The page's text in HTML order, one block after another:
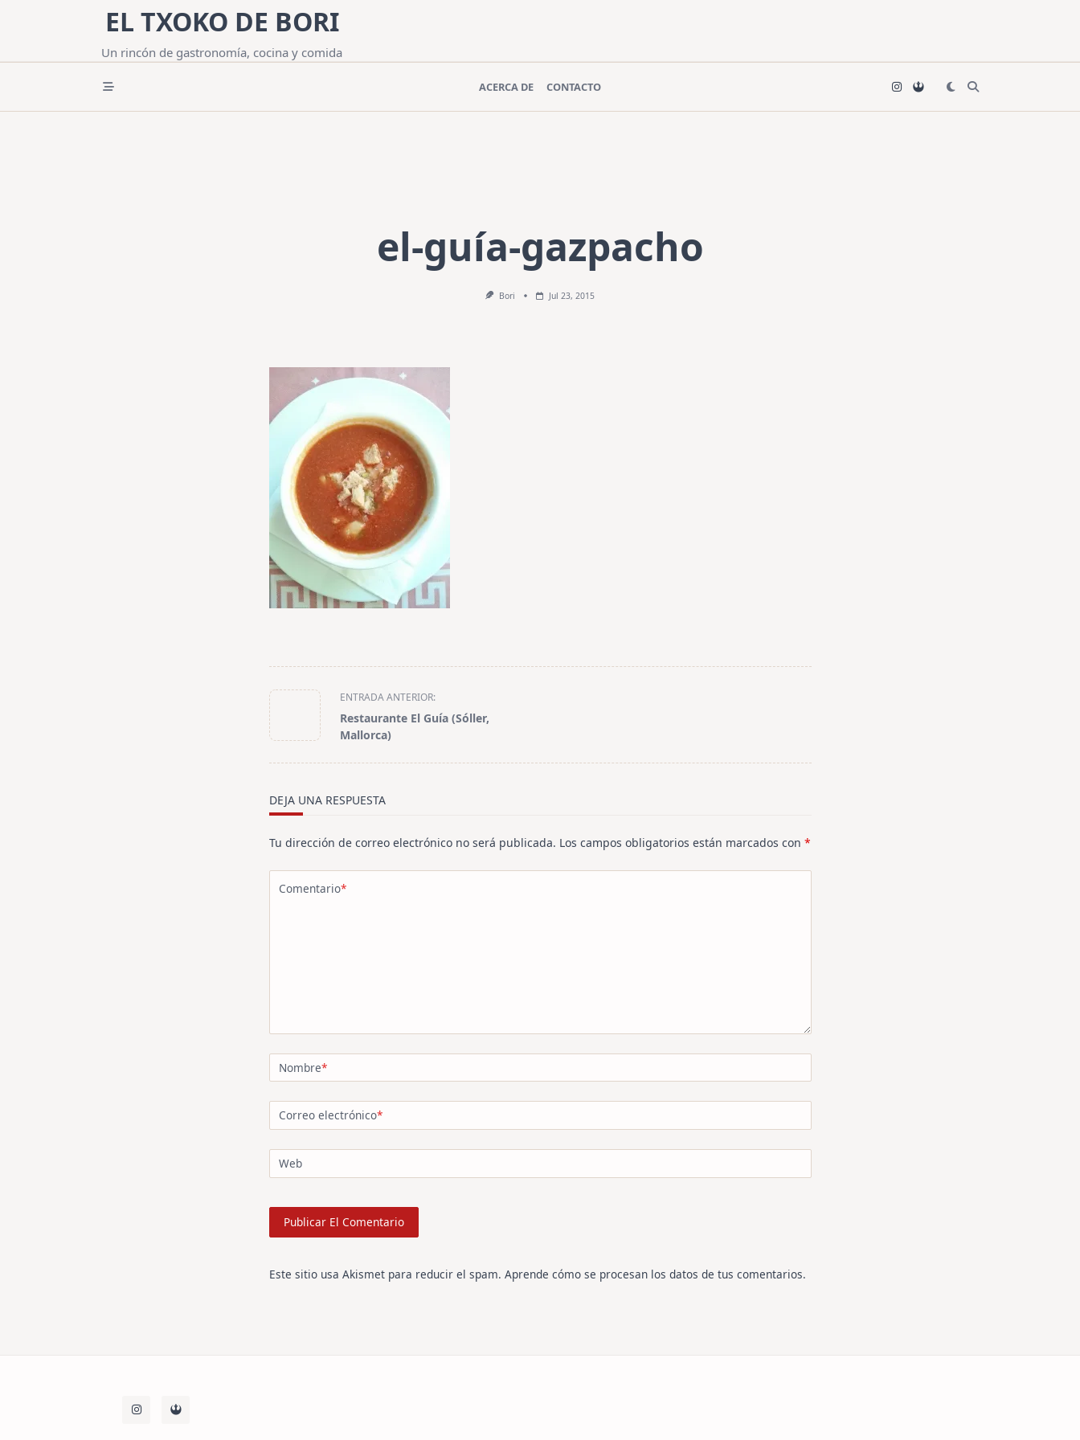
EL TXOKO DE BORI
Un rincón de gastronomía, cocina y comida
ACERCA DE CONTACTO
el-guía-gazpacho
Bori Jul 23, 2015
<span
class="nav-
subtitle
ENTRADA ANTERIOR:
Restaurante El Guía (Sóller,
Mallorca)
DEJA UNA RESPUESTA
Tu dirección de correo electrónico no será publicada. Los campos obligatorios están marcados con *
Comentario*
Nombre*
Correo electrónico*
Web
Este sitio usa Akismet para reducir el spam. Aprende cómo se procesan los datos de tus comentarios.